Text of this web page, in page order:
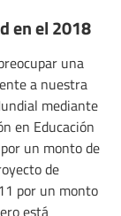
en el 2018
una
a nuestra
mediante
en Educación
un monto de
de
por un monto
está